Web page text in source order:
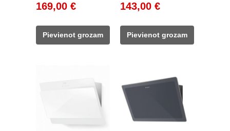
Original
was:
227,00 €.
169,00 €Current
169,00 €.
Pievienot grozam
Original
was:
785,00 €.
143,00 €Current
143,00 €.
Pievienot grozam